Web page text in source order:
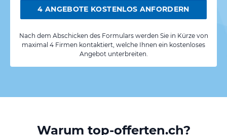
4 ANGEBOTE KOSTENLOS ANFORDERN
Nach dem Abschicken des Formulars werden Sie in Kürze von
maximal 4 Firmen kontaktiert, welche Ihnen ein kostenloses
Angebot unterbreiten.
Warum top-offerten.ch?